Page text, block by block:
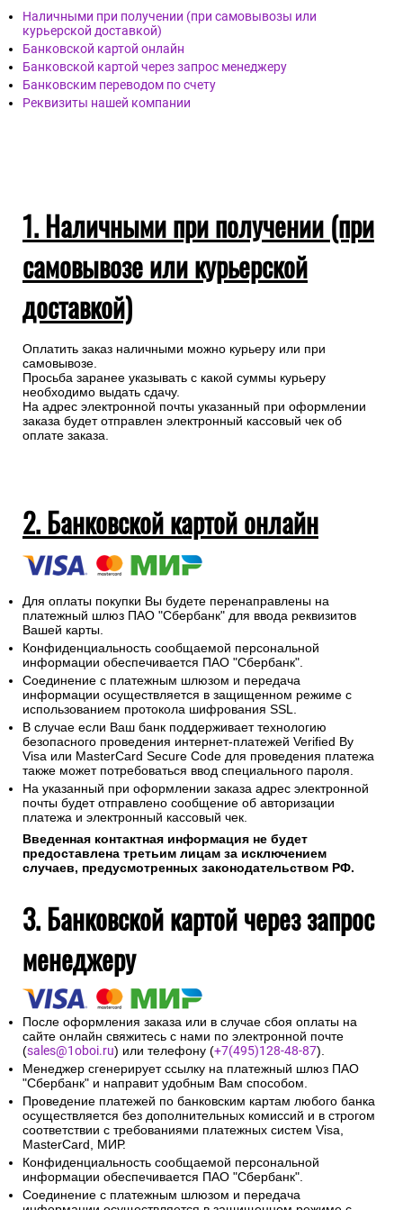
Наличными при получении (при самовывозы или
курьерской доставкой)
Банковской картой онлайн
Банковской картой через запрос менеджеру
Банковским переводом по счету
Реквизиты нашей компании
1. Наличными при получении (при
самовывозе или курьерской
доставкой)
Оплатить заказ наличными можно курьеру или при
самовывозе.
Просьба заранее указывать с какой суммы курьеру
необходимо выдать сдачу.
На адрес электронной почты указанный при оформлении
заказа будет отправлен электронный кассовый чек об
оплате заказа.
2. Банковской картой онлайн
Для оплаты покупки Вы будете перенаправлены на
платежный шлюз ПАО "Сбербанк" для ввода реквизитов
Вашей карты.
Конфиденциальность сообщаемой персональной
информации обеспечивается ПАО "Сбербанк".
Соединение с платежным шлюзом и передача
информации осуществляется в защищенном режиме с
использованием протокола шифрования SSL.
В случае если Ваш банк поддерживает технологию
безопасного проведения интернет-платежей Verified By
Visa или MasterCard Secure Code для проведения платежа
также может потребоваться ввод специального пароля.
На указанный при оформлении заказа адрес электронной
почты будет отправлено сообщение об авторизации
платежа и электронный кассовый чек.
Введенная контактная информация не будет
предоставлена третьим лицам за исключением
случаев, предусмотренных законодательством РФ.
3. Банковской картой через запрос
менеджеру
После оформления заказа или в случае сбоя оплаты на
сайте онлайн свяжитесь с нами по электронной почте
(sales@1oboi.ru) или телефону (+7(495)128-48-87).
Менеджер сгенерирует ссылку на платежный шлюз ПАО
"Сбербанк" и направит удобным Вам способом.
Проведение платежей по банковским картам любого банка
осуществляется без дополнительных комиссий и в строгом
соответствии с требованиями платежных систем Visa,
MasterCard, МИР.
Конфиденциальность сообщаемой персональной
информации обеспечивается ПАО "Сбербанк".
Соединение с платежным шлюзом и передача